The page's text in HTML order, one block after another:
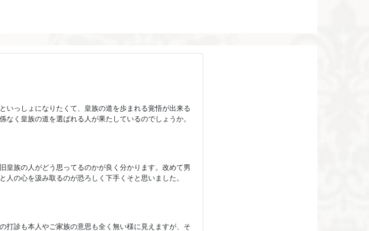
いっしょになりたくて、皇族の道を歩まれる覚悟が出来る
なく皇族の道を選ばれる人が果たしているのでしょうか。
皇族の人がどう思ってるのかが良く分かります。改めて男
人の心を汲み取るのが恐ろしく下手くそと思いました。
打診も本人やご家族の意思も全く無い様に見えますが、そ